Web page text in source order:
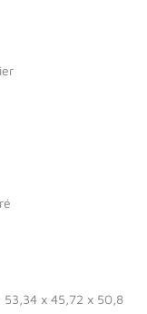
53,34 x 45,72 x 50,8